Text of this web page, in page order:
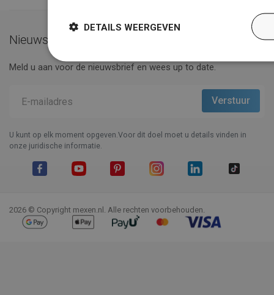
Nieuwsbrief
Meld u aan voor de nieuwsbrief en wees up to date.
U kunt op elk moment opgeven.Voor dit doel moet u details vinden in
onze juridische informatie.
2026 © Copyright mexen.nl. Alle rechten voorbehouden.
DETAILS WEERGEVEN